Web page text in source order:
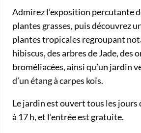
Admirez l’exposition percutante
plantes grasses, puis découvrez
plantes tropicales regroupant
hibiscus, des arbres de Jade, des
broméliacées, ainsi qu’un jardin
d’un étang à carpes koïs.
Le jardin est ouvert tous les jours
à 17 h, et l’entrée est gratuite.